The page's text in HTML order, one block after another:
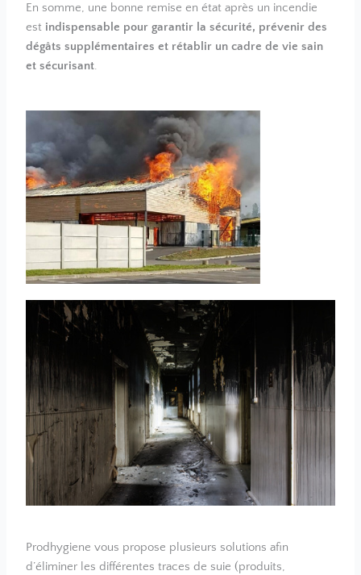
En somme, une bonne remise en état après un incendie
est indispensable pour garantir la sécurité, prévenir des
dégâts supplémentaires et rétablir un cadre de vie sain
et sécurisant.
Prodhygiene vous propose plusieurs solutions afin
d’éliminer les différentes traces de suie (produits,